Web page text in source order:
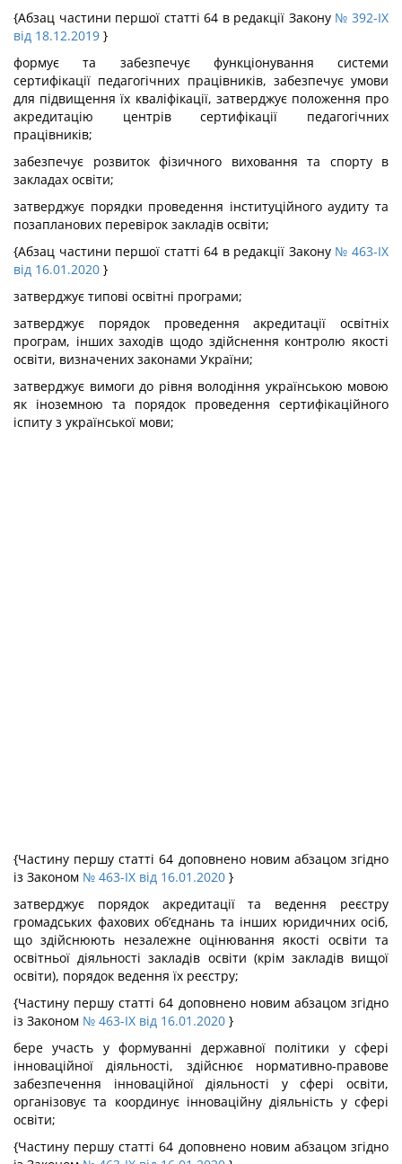
{Абзац частини першої статті 64 в редакції Закону № 392-IX
від 18.12.2019 }
формує та забезпечує функціонування системи
сертифікації педагогічних працівників, забезпечує умови
для підвищення їх кваліфікації, затверджує положення про
акредитацію центрів сертифікації педагогічних
працівників;
забезпечує розвиток фізичного виховання та спорту в
закладах освіти;
затверджує порядки проведення інституційного аудиту та
позапланових перевірок закладів освіти;
{Абзац частини першої статті 64 в редакції Закону № 463-IX
від 16.01.2020 }
затверджує типові освітні програми;
затверджує порядок проведення акредитації освітніх
програм, інших заходів щодо здійснення контролю якості
освіти, визначених законами України;
затверджує вимоги до рівня володіння українською мовою
як іноземною та порядок проведення сертифікаційного
іспиту з української мови;
{Частину першу статті 64 доповнено новим абзацом згідно
із Законом № 463-IX від 16.01.2020 }
затверджує порядок акредитації та ведення реєстру
громадських фахових об’єднань та інших юридичних осіб,
що здійснюють незалежне оцінювання якості освіти та
освітньої діяльності закладів освіти (крім закладів вищої
освіти), порядок ведення їх реєстру;
{Частину першу статті 64 доповнено новим абзацом згідно
із Законом № 463-IX від 16.01.2020 }
бере участь у формуванні державної політики у сфері
інноваційної діяльності, здійснює нормативно-правове
забезпечення інноваційної діяльності у сфері освіти,
організовує та координує інноваційну діяльність у сфері
освіти;
{Частину першу статті 64 доповнено новим абзацом згідно